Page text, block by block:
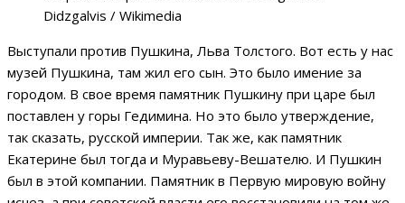
Didzgalvis / Wikimedia
Выступали против Пушкина, Льва Толстого. Вот есть у нас
музей Пушкина, там жил его сын. Это было имение за
городом. В свое время памятник Пушкину при царе был
поставлен у горы Гедимина. Но это было утверждение,
так сказать, русской империи. Так же, как памятник
Екатерине был тогда и Муравьеву-Вешателю. И Пушкин
был в этой компании. Памятник в Первую мировую войну